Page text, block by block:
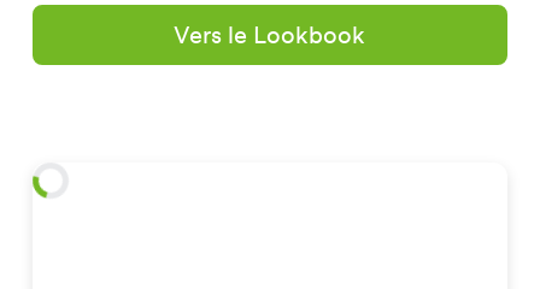
Vers le Lookbook